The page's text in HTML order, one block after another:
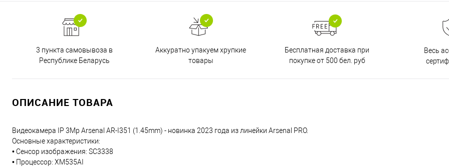
3 пункта самовывоза в
Республике Беларусь
Аккуратно упакуем хрупкие
товары
Бесплатная доставка при
покупке от 500 бел. руб
Весь
ОПИСАНИЕ ТОВАРА
Видеокамера IP 3Mp Arsenal AR-I351 (1.45mm) - новинка 2023 года из линейки Arsenal PRO.
Основные характеристики:
• Сенсор изображения: SC3338
• Процессор: XM535AI